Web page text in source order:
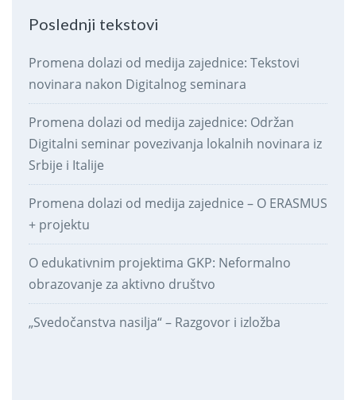
Poslednji tekstovi
Promena dolazi od medija zajednice: Tekstovi
novinara nakon Digitalnog seminara
Promena dolazi od medija zajednice: Održan
Digitalni seminar povezivanja lokalnih novinara iz
Srbije i Italije
Promena dolazi od medija zajednice – O ERASMUS
+ projektu
O edukativnim projektima GKP: Neformalno
obrazovanje za aktivno društvo
„Svedočanstva nasilja“ – Razgovor i izložba